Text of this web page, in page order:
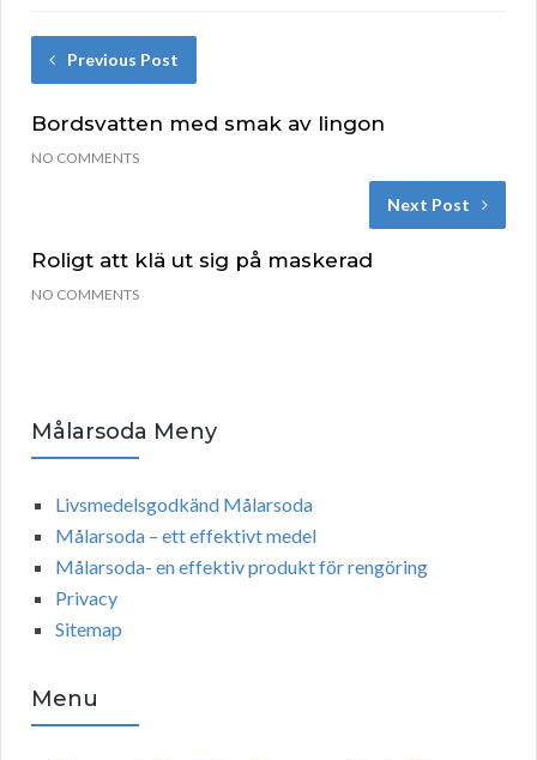
Previous Post
Bordsvatten med smak av lingon
NO COMMENTS
Next Post
Roligt att klä ut sig på maskerad
NO COMMENTS
Målarsoda Meny
Livsmedelsgodkänd Målarsoda
Målarsoda – ett effektivt medel
Målarsoda- en effektiv produkt för rengöring
Privacy
Sitemap
Menu